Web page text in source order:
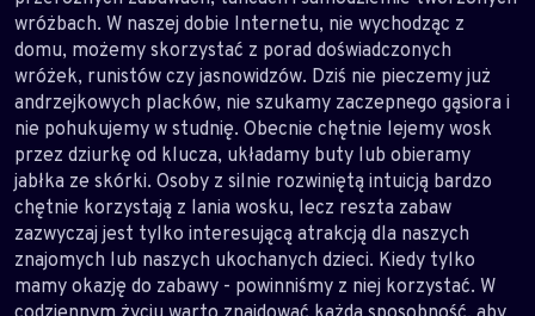
wróżbach. W naszej dobie Internetu, nie wychodząc z
domu, możemy skorzystać z porad doświadczonych
wróżek, runistów czy jasnowidzów. Dziś nie pieczemy już
andrzejkowych placków, nie szukamy zaczepnego gąsiora i
nie pohukujemy w studnię. Obecnie chętnie lejemy wosk
przez dziurkę od klucza, układamy buty lub obieramy
jabłka ze skórki. Osoby z silnie rozwiniętą intuicją bardzo
chętnie korzystają z lania wosku, lecz reszta zabaw
zazwyczaj jest tylko interesującą atrakcją dla naszych
znajomych lub naszych ukochanych dzieci. Kiedy tylko
mamy okazję do zabawy - powinniśmy z niej korzystać. W